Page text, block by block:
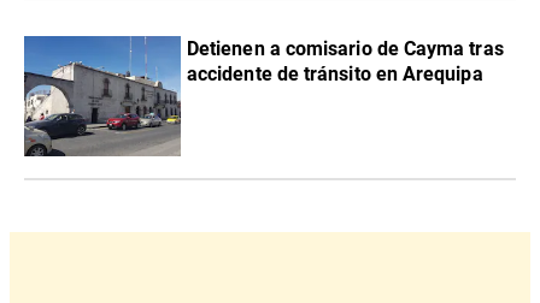
Detienen a comisario de Cayma tras
accidente de tránsito en Arequipa